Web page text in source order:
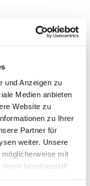
und Anzeigen zu
Medien anbieten
Website zu
zu Ihrer
Partner für
weiter. Unsere
mit
bereitgestellt
auch